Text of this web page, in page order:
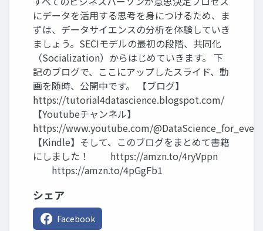
にデータを活用する思考を身につけるため、ま
ずは、データサイエンスの分析を体験していき
ましょう。SECIモデルの最初の段階、共同化
（Socialization）からはじめていきます。 下
記のブログで、ここにアップしたスライド、動
画を随時、公開中です。 【ブログ】
https://tutorial4datascience.blogspot.com/
【Youtubeチャンネル】
https://www.youtube.com/
【Kindle】そして、このブログをまとめて書籍
にしました！ https://amzn.to/4ryVppn
https://amzn.to/4pGgFb1
シェア
Facebook